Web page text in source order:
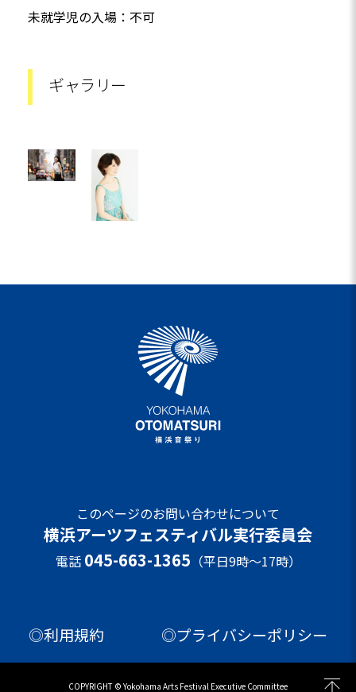
未就学児の入場：不可
ギャラリー
このページのお問い合わせについて
横浜アーツフェスティバル実行委員会
電話 045-663-1365 （平日9時～17時）
◎利用規約 ◎プライバシーポリシー
COPYRIGHT © Yokohama Arts Festival Executive Committee